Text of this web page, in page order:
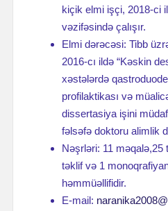
kiçik elmi işçi, 2018-ci
vəzifəsində çalışır.
Elmi dərəcəsi: Tibb
2016-cı ildə “Kəskin
xəstələrdə
profilaktikası və
dissertasiya işini
fəlsəfə doktoru alimlik
Nəşrləri: 11
təklif və 1
həmmüəllifidir.
E-mail: